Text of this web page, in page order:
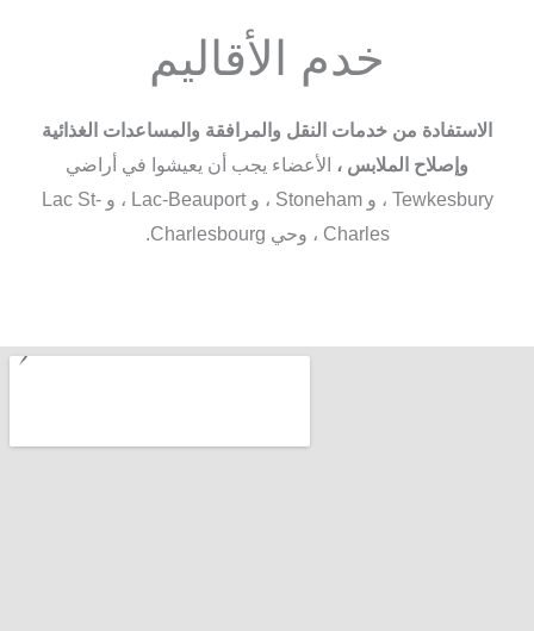
خدم الأقاليم
الاستفادة من خدمات النقل والمرافقة والمساعدات الغذائية
وإصلاح الملابس ، الأعضاء يجب أن يعيشوا في أراضي
Tewkesbury ، و Stoneham ، و Lac-Beauport ، و Lac St-
Charles ، وحي Charlesbourg.